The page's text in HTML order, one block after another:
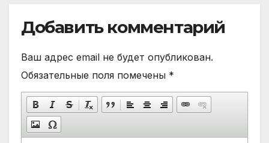
Добавить комментарий
Ваш адрес email не будет опубликован.
Обязательные поля помечены *